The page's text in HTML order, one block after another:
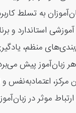
به تسلط
استاندارد و
منظم،
هر زبان‌آموز پیش
اعتمادبه‌نفس و
موثر در